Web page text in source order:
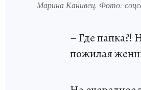
Марина Канивец. Фото:
– Где папка?!
пожилая